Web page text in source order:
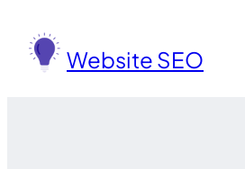
konten
Website SEO